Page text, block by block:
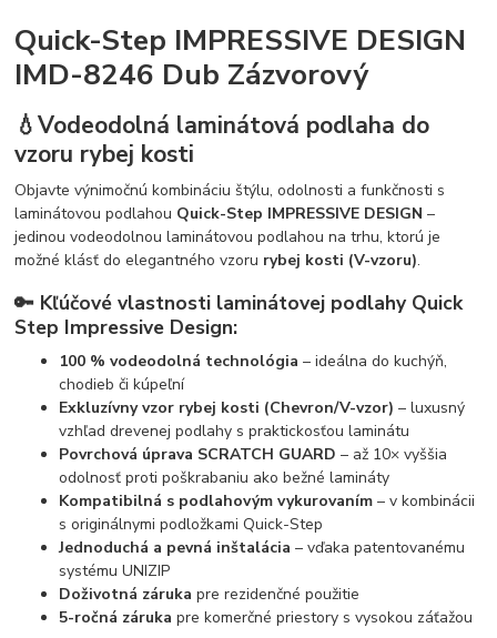
Quick-Step IMPRESSIVE DESIGN
IMD-8246 Dub Zázvorový
💧Vodeodolná laminátová podlaha do
vzoru rybej kosti
Objavte výnimočnú kombináciu štýlu, odolnosti a funkčnosti s
laminátovou podlahou Quick-Step IMPRESSIVE DESIGN –
jedinou vodeodolnou laminátovou podlahou na trhu, ktorú je
možné klásť do elegantného vzoru rybej kosti (V-vzoru).
🔑 Kľúčové vlastnosti laminátovej podlahy Quick
Step Impressive Design:
100 % vodeodolná technológia – ideálna do kuchýň,
chodieb či kúpeľní
Exkluzívny vzor rybej kosti (Chevron/V-vzor) – luxusný
vzhľad drevenej podlahy s praktickosťou laminátu
Povrchová úprava SCRATCH GUARD – až 10× vyššia
odolnosť proti poškrabaniu ako bežné lamináty
Kompatibilná s podlahovým vykurovaním – v kombinácii
s originálnymi podložkami Quick-Step
Jednoduchá a pevná inštalácia – vďaka patentovanému
systému UNIZIP
Doživotná záruka pre rezidenčné použitie
5-ročná záruka pre komerčné priestory s vysokou záťažou